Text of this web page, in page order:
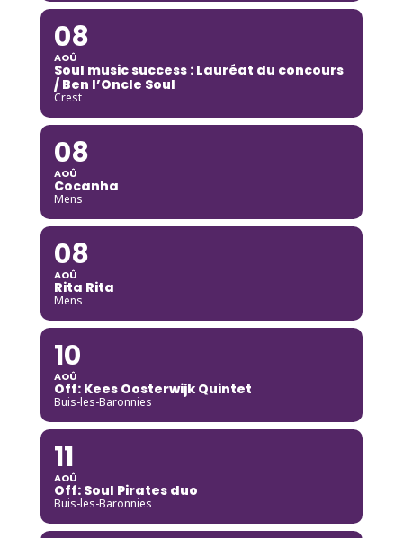
08
AOÛ
Soul music success : Lauréat du concours
/ Ben l’Oncle Soul
Crest
08
AOÛ
Cocanha
Mens
08
AOÛ
Rita Rita
Mens
10
AOÛ
Off: Kees Oosterwijk Quintet
Buis-les-Baronnies
11
AOÛ
Off: Soul Pirates duo
Buis-les-Baronnies